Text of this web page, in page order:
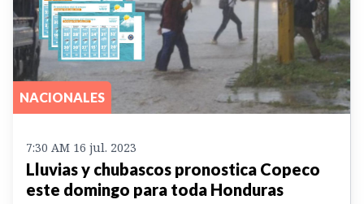
NACIONALES
7:30 AM 16 jul. 2023
Lluvias y chubascos pronostica Copeco
este domingo para toda Honduras